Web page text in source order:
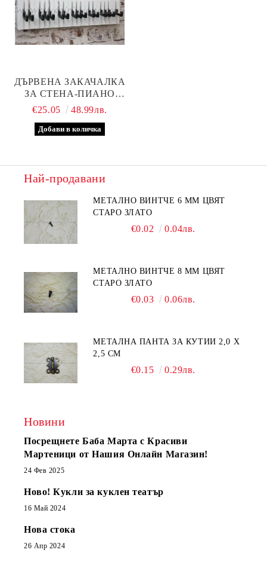
ДЪРВЕНА ЗАКАЧАЛКА
ЗА СТЕНА-ПИАНО
КЛАВИШИ
€25.05 48.99лв.
Най-продавани
МЕТАЛНО ВИНТЧЕ 6 ММ ЦВЯТ
СТАРО ЗЛАТО
€0.02 0.04лв.
МЕТАЛНО ВИНТЧЕ 8 ММ ЦВЯТ
СТАРО ЗЛАТО
€0.03 0.06лв.
МЕТАЛНА ПАНТА ЗА КУТИИ 2,0 Х
2,5 СМ
€0.15 0.29лв.
Новини
Посрещнете Баба Марта с Красиви
Мартеници от Нашия Онлайн Магазин!
24 Фев 2025
Ново! Кукли за куклен театър
16 Май 2024
Нова стока
26 Апр 2024